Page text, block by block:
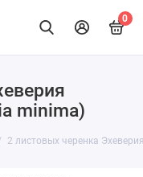
0
minima)
2 листовых черенка